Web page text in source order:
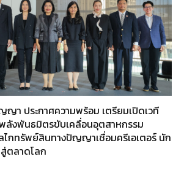
า ประกาศความพร้อม เตรียมเปิดเวที
พลังพันธมิตรขับเคลื่อนอุตสาหกรรม
ไกทรัพย์สินทางปัญญาเชื่อมครีเอเตอร์ นัก
ตลาดโลก